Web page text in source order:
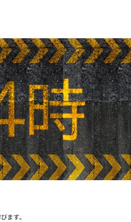
ます。